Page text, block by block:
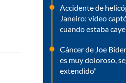
Accidente de
Janeiro: video
cuando estaba
Cáncer de Joe
es muy doloroso,
extendido"